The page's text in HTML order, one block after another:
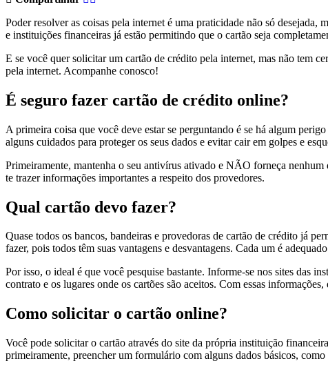
Poder resolver as coisas pela internet é uma praticidade não só
e instituições financeiras já estão permitindo que o cartão seja
E se você quer solicitar um cartão de crédito pela internet, mas não tem
pela internet. Acompanhe conosco!
É seguro fazer cartão de crédito online?
A primeira coisa que você deve estar se perguntando é se há algum
alguns cuidados para proteger os seus dados e evitar cair em golpes e
Primeiramente, mantenha o seu antivírus ativado e NÃO forneça
te trazer informações importantes a respeito dos provedores.
Qual cartão devo fazer?
Quase todos os bancos, bandeiras e provedoras de cartão de crédito já
fazer, pois todos têm suas vantagens e desvantagens. Cada um é
Por isso, o ideal é que você pesquise bastante. Informe-se nos sites das
contrato e os lugares onde os cartões são aceitos. Com essas
Como solicitar o cartão online?
Você pode solicitar o cartão através do site da própria instituição
primeiramente, preencher um formulário com alguns dados básicos,